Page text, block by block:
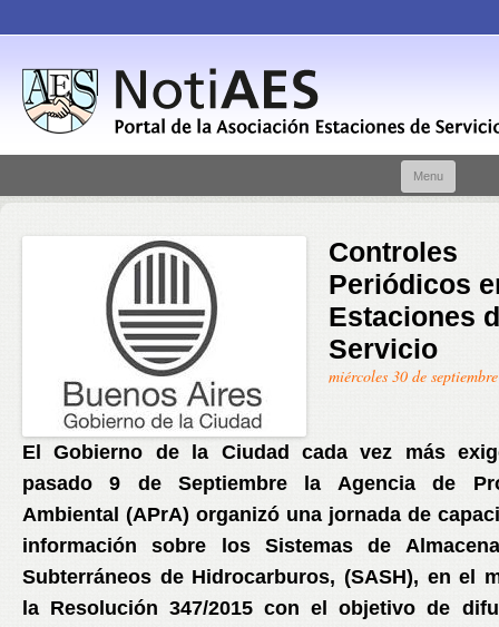
Menu
Controles
Periódicos
Estaciones
Servicio
miércoles 30 de
El Gobierno de la Ciudad cada vez más
pasado 9 de Septiembre la Agencia de
Ambiental (APrA) organizó una jornada de
información sobre los Sistemas de
Subterráneos de Hidrocarburos, (SASH), en el
la Resolución 347/2015 con el objetivo de